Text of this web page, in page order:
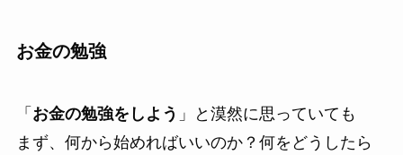
お金の勉強
「 お金の勉強をしよう 」と漠然に思っていても
まず、何から始めればいいのか？何をどうしたら